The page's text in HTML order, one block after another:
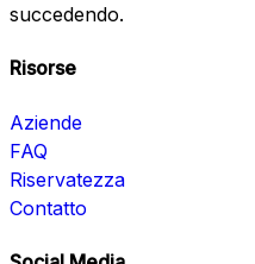
succedendo.
Risorse
Aziende
FAQ
Riservatezza
Contatto